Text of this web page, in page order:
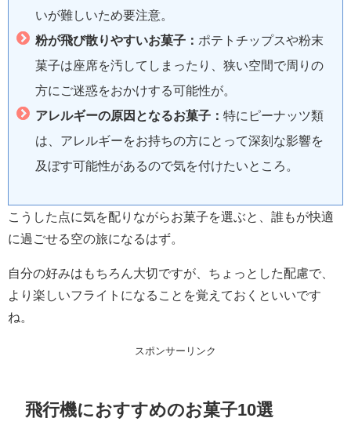
いが難しいため要注意。
粉が飛び散りやすいお菓子： ポテトチップスや粉末
菓子は座席を汚してしまったり、狭い空間で周りの
方にご迷惑をおかけする可能性が。
アレルギーの原因となるお菓子： 特にピーナッツ類
は、アレルギーをお持ちの方にとって深刻な影響を
及ぼす可能性があるので気を付けたいところ。
こうした点に気を配りながらお菓子を選ぶと、誰もが快適
に過ごせる空の旅になるはず。
自分の好みはもちろん大切ですが、ちょっとした配慮で、
より楽しいフライトになることを覚えておくといいです
ね。
スポンサーリンク
飛行機におすすめのお菓子10選